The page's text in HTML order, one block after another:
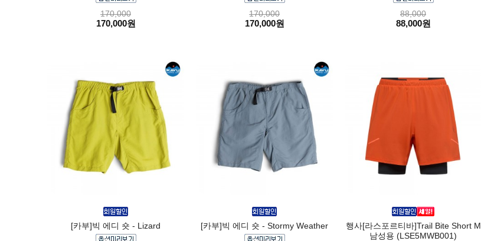
170,000
170,000원
170,000
170,000원
88,000
88,000원
[카부]빅 에디 숏 - Lizard [카부]빅 에디 숏 - Stormy Weather
행사[라스포르티바]Trail Bite Short M
남성용 (LSE5MWB001)